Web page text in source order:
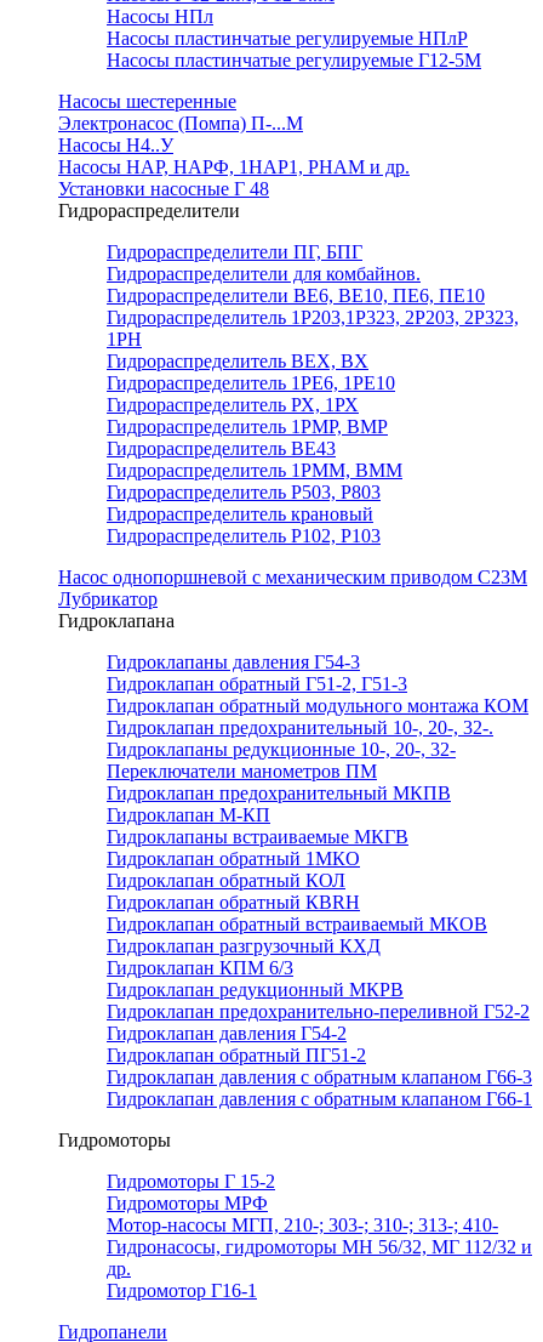
Насосы НПл
Насосы пластинчатые регулируемые НПлР
Насосы пластинчатые регулируемые Г12-5М
Насосы шестеренные
Электронасос (Помпа) П-...М
Насосы Н4..У
Насосы НАР, НАРФ, 1НАР1, РНАМ и др.
Установки насосные Г 48
Гидрораспределители
Гидрораспределители ПГ, БПГ
Гидрораспределители для комбайнов.
Гидрораспределители ВЕ6, ВЕ10, ПЕ6, ПЕ10
Гидрораспределитель 1Р203,1Р323, 2Р203, 2Р323,
1РН
Гидрораспределитель ВЕХ, ВХ
Гидрораспределитель 1РЕ6, 1РЕ10
Гидрораспределитель РХ, 1РХ
Гидрораспределитель 1РМР, ВМР
Гидрораспределитель ВЕ43
Гидрораспределитель 1РММ, ВММ
Гидрораспределитель Р503, Р803
Гидрораспределитель крановый
Гидрораспределитель Р102, Р103
Насос однопоршневой с механическим приводом С23М
Лубрикатор
Гидроклапана
Гидроклапаны давления Г54-3
Гидроклапан обратный Г51-2, Г51-3
Гидроклапан обратный модульного монтажа КОМ
Гидроклапан предохранительный 10-, 20-, 32-.
Гидроклапаны редукционные 10-, 20-, 32-
Переключатели манометров ПМ
Гидроклапан предохранительный МКПВ
Гидроклапан М-КП
Гидроклапаны встраиваемые МКГВ
Гидроклапан обратный 1МКО
Гидроклапан обратный КОЛ
Гидроклапан обратный КВRН
Гидроклапан обратный встраиваемый МКОВ
Гидроклапан разгрузочный КХД
Гидроклапан КПМ 6/3
Гидроклапан редукционный МКРВ
Гидроклапан предохранительно-переливной Г52-2
Гидроклапан давления Г54-2
Гидроклапан обратный ПГ51-2
Гидроклапан давления с обратным клапаном Г66-3
Гидроклапан давления с обратным клапаном Г66-1
Гидромоторы
Гидромоторы Г 15-2
Гидромоторы МРФ
Мотор-насосы МГП, 210-; 303-; 310-; 313-; 410-
Гидронасосы, гидромоторы МН 56/32, МГ 112/32 и
др.
Гидромотор Г16-1
Гидропанели